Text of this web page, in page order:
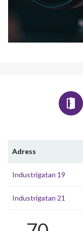
Adress
Industrigatan 19
Industrigatan 21